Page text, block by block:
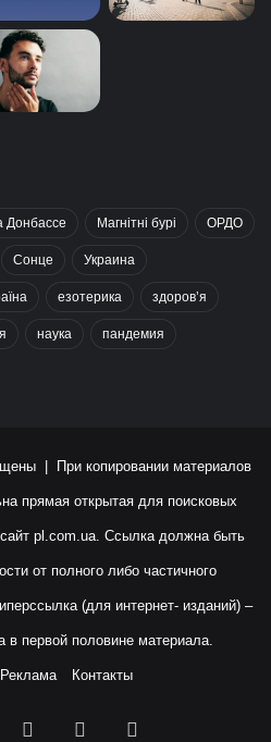
Донбассе Магнітні бурі ОРДО
Сонце Украина
езотерика здоров’я
наука пандемия
| При копировании материалов
прямая открытая для поисковых
pl.com.ua. Ссылка должна быть
от полного либо частичного
(для интернет- изданий) –
первой половине материала.
Реклама Контакты
YouTubeInstagram